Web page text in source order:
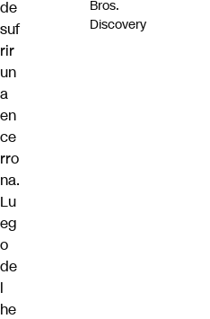
de
suf
rir
un
a
en
ce
rro
na.
Lu
eg
o
de
l
he
Bros.
Discovery